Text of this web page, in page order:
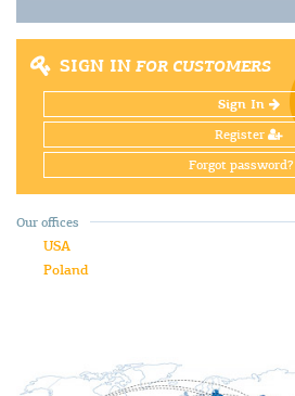
SIGN IN FOR CUSTOMERS
Sign In
Register
Forgot password?
Our offices
USA
Poland